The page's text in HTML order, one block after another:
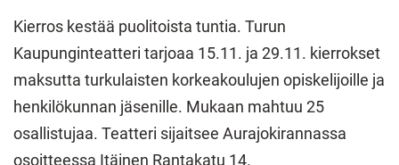
Kierros kestää puolitoista tuntia. Turun
Kaupunginteatteri tarjoaa 15.11. ja 29.11. kierrokset
maksutta turkulaisten korkeakoulujen opiskelijoille ja
henkilökunnan jäsenille. Mukaan mahtuu 25
osallistujaa. Teatteri sijaitsee Aurajokirannassa
osoitteessa Itäinen Rantakatu 14.